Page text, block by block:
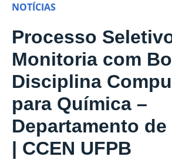
NOTÍCIAS
Processo
Monitoria com
Disciplina
para Química –
Departamento
| CCEN UFPB